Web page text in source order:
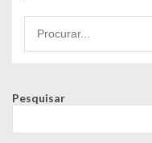
por:
Pesquisar